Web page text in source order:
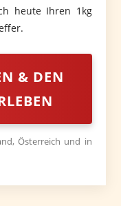
heute Ihren 1kg
& DEN
Österreich und in